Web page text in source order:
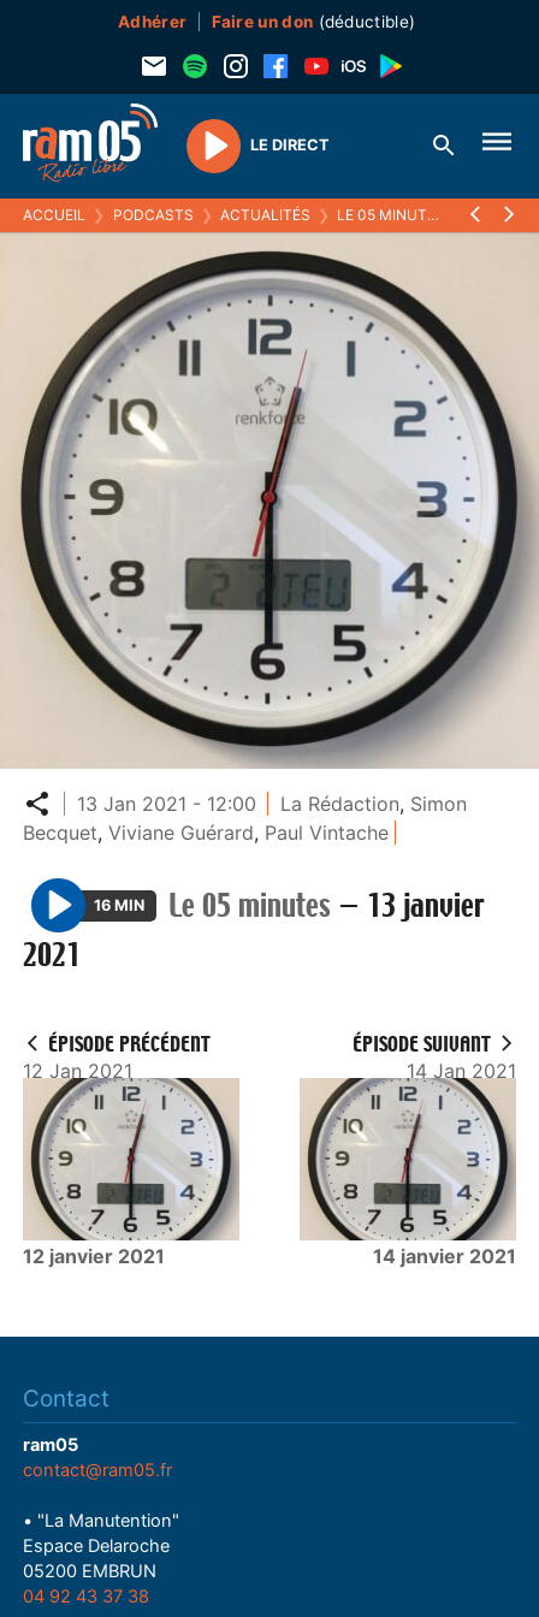
Adhérer Faire un don (déductible)
Play
LE DIRECT
ACCUEIL ❯ PODCASTS ❯ ACTUALITÉS ❯ LE 05 MINUTES 13
Partager
13 Jan 2021 - 12:00 La Rédaction, Simon
Becquet,Viviane Guérard, Paul Vintache
P
l
16 MIN Le 05 minutes — 13 janvier
2021
ÉPISODE PRÉCÉDENT
12 Jan 2021
12 janvier 2021
ÉPISODE SUIVANT
14 Jan 2021
14 janvier 2021
Contact
ram05
contact@ram05.fr
• "La Manutention"
Espace Delaroche
05200 EMBRUN
04 92 43 37 38